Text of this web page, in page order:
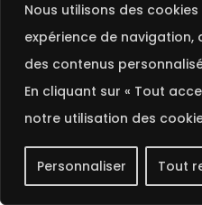
Nous utilisons des
expérience de
des contenus
En cliquant sur « Tout
notre utilisation des
Personnaliser Tout
innovant conçu pour
projets durables.
recyclés et
disponible en
Idéal pour les
promotionnels,